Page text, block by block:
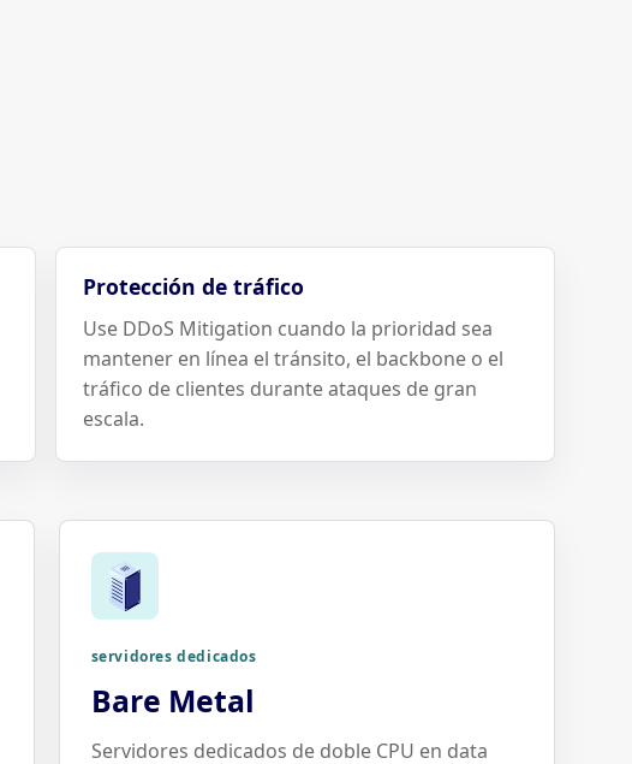
Protección de tráfico
Use DDoS Mitigation cuando la prioridad sea
mantener en línea el tránsito, el backbone o el
tráfico de clientes durante ataques de gran
escala.
servidores dedicados
Bare Metal
Servidores dedicados de doble CPU en data